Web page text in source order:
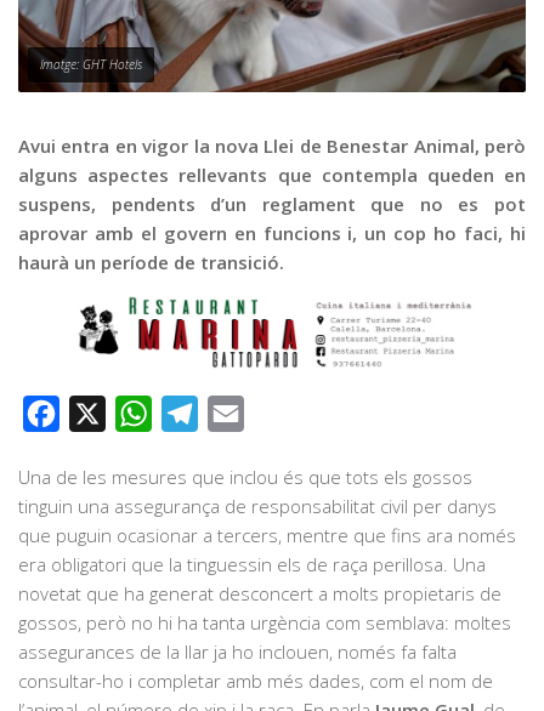
Publicitat
Contacte
Imatge: GHT Hotels
Avui entra en vigor la nova Llei de Benestar Animal, però
alguns aspectes rellevants que contempla queden en
suspens, pendents d’un reglament que no es pot
aprovar amb el govern en funcions i, un cop ho faci, hi
haurà un període de transició.
Facebook WhatsAppTelegram
Una de les mesures que inclou és que tots els gossos
tinguin una assegurança de responsabilitat civil per danys
que puguin ocasionar a tercers, mentre que fins ara només
era obligatori que la tinguessin els de raça perillosa. Una
novetat que ha generat desconcert a molts propietaris de
gossos, però no hi ha tanta urgència com semblava: moltes
assegurances de la llar ja ho inclouen, només fa falta
consultar-ho i completar amb més dades, com el nom de